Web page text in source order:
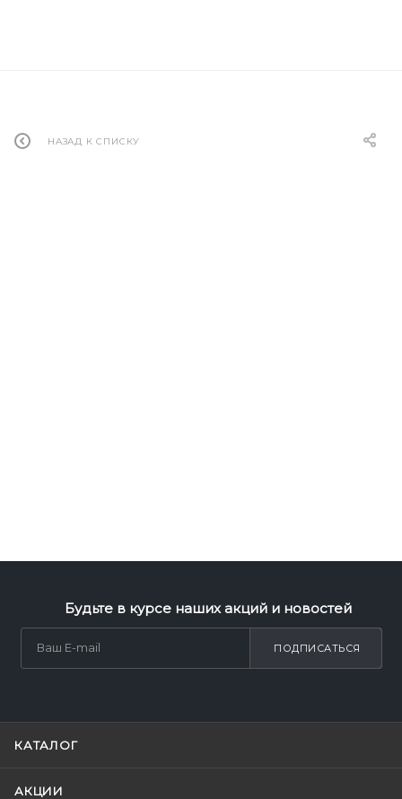
НАЗАД К СПИСКУ
Будьте в курсе наших акций и новостей
ПОДПИСАТЬСЯ
КАТАЛОГ
АКЦИИ